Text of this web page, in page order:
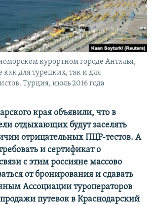
КРЫМА
RL
курортном городе Анталья,
как для турецких, так и для
Турция, июль 2016 года
края объявили, что в
отдыхающих будут заселять
отрицательных ПЦР-тестов. А
и сертификат о
с этим россияне массово
от бронирования и сдавать
Ассоциации туроператоров
путевок в Краснодарский